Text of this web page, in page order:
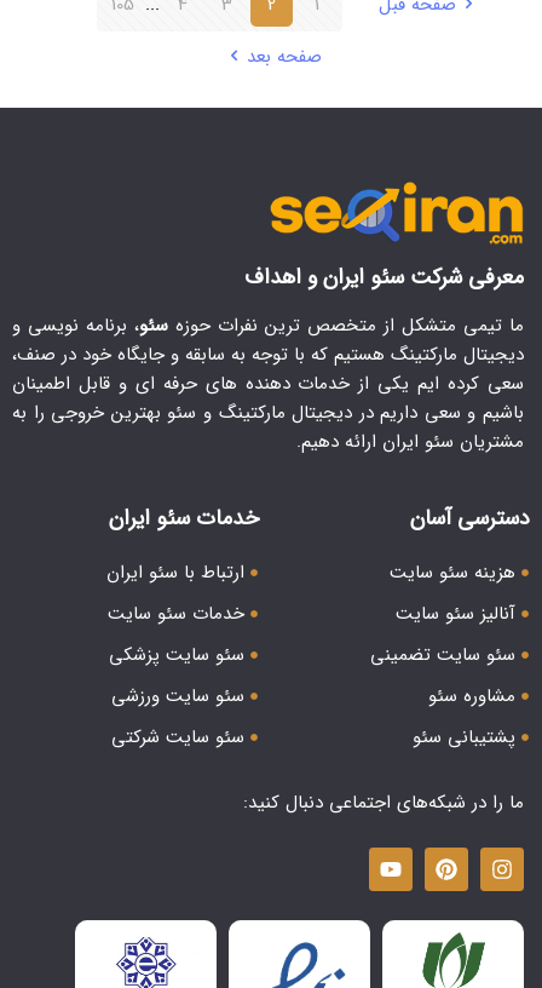
صفحه بعد
معرفی شرکت سئو ایران و اهداف
ما تیمی متشکل از متخصص ترین نفرات حوزه سئو، برنامه نویسی و
دیجیتال مارکتینگ هستیم که با توجه به سابقه و جایگاه خود در صنف،
سعی کرده ایم یکی از خدمات دهنده های حرفه ای و قابل اطمینان
باشیم و سعی داریم در دیجیتال مارکتینگ و سئو بهترین خروجی را به
مشتریان سئو ایران ارائه دهیم.
دسترسی آسان
هزینه سئو سایت
آنالیز سئو سایت
سئو سایت تضمینی
مشاوره سئو
پشتیبانی سئو
خدمات سئو ایران
ارتباط با سئو ایران
خدمات سئو سایت
سئو سایت پزشکی
سئو سایت ورزشی
سئو سایت شرکتی
ما را در شبکه‌های اجتماعی دنبال کنید: